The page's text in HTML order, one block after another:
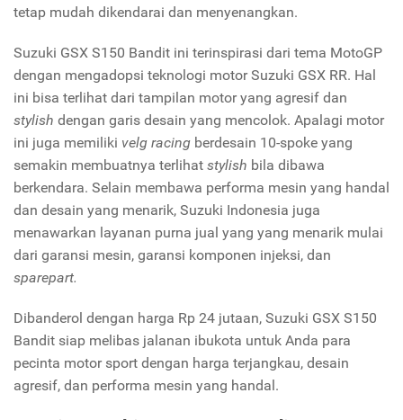
tetap mudah dikendarai dan menyenangkan.
Suzuki GSX S150 Bandit ini terinspirasi dari tema MotoGP
dengan mengadopsi teknologi motor Suzuki GSX RR. Hal
ini bisa terlihat dari tampilan motor yang agresif dan
stylish dengan garis desain yang mencolok. Apalagi motor
ini juga memiliki velg racing berdesain 10-spoke yang
semakin membuatnya terlihat stylish bila dibawa
berkendara. Selain membawa performa mesin yang handal
dan desain yang menarik, Suzuki Indonesia juga
menawarkan layanan purna jual yang yang menarik mulai
dari garansi mesin, garansi komponen injeksi, dan
sparepart.
Dibanderol dengan harga Rp 24 jutaan, Suzuki GSX S150
Bandit siap melibas jalanan ibukota untuk Anda para
pecinta motor sport dengan harga terjangkau, desain
agresif, dan performa mesin yang handal.